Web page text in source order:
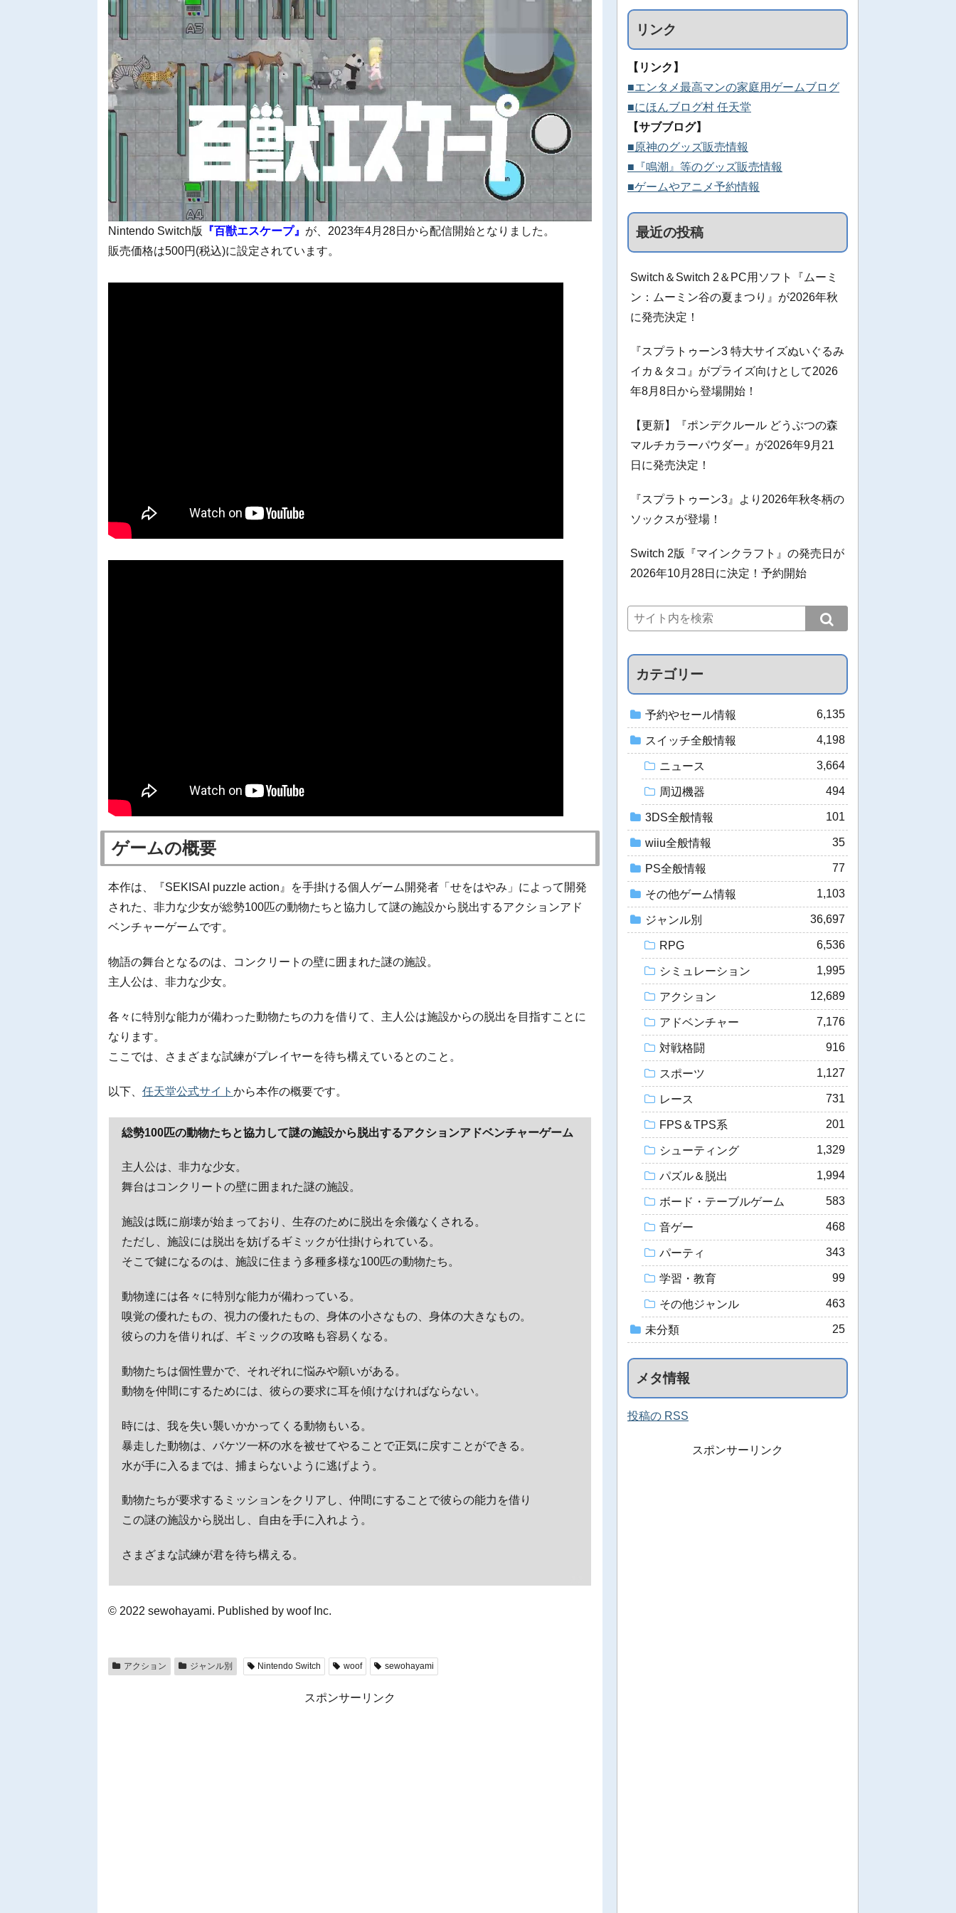
Nintendo Switch版 『百獣エスケープ』 が、2023年4月28日から配信開始となりました。
販売価格は500円(税込)に設定されています。
ゲームの概要
本作は、『SEKISAI puzzle action』を手掛ける個人ゲーム開発者「せをはやみ」によって開発
された、非力な少女が総勢100匹の動物たちと協力して謎の施設から脱出するアクションアド
ベンチャーゲームです。
物語の舞台となるのは、コンクリートの壁に囲まれた謎の施設。
主人公は、非力な少女。
各々に特別な能力が備わった動物たちの力を借りて、主人公は施設からの脱出を目指すことに
なります。
ここでは、さまざまな試練がプレイヤーを待ち構えているとのこと。
以下、 任天堂公式サイト から本作の概要です。
総勢100匹の動物たちと協力して謎の施設から脱出するアクションアドベンチャーゲーム
主人公は、非力な少女。
舞台はコンクリートの壁に囲まれた謎の施設。
施設は既に崩壊が始まっており、生存のために脱出を余儀なくされる。
ただし、施設には脱出を妨げるギミックが仕掛けられている。
そこで鍵になるのは、施設に住まう多種多様な100匹の動物たち。
動物達には各々に特別な能力が備わっている。
嗅覚の優れたもの、視力の優れたもの、身体の小さなもの、身体の大きなもの。
彼らの力を借りれば、ギミックの攻略も容易くなる。
動物たちは個性豊かで、それぞれに悩みや願いがある。
動物を仲間にするためには、彼らの要求に耳を傾けなければならない。
時には、我を失い襲いかかってくる動物もいる。
暴走した動物は、バケツ一杯の水を被せてやることで正気に戻すことができる。
水が手に入るまでは、捕まらないように逃げよう。
動物たちが要求するミッションをクリアし、仲間にすることで彼らの能力を借り
この謎の施設から脱出し、自由を手に入れよう。
さまざまな試練が君を待ち構える。
© 2022 sewohayami. Published by woof Inc.
アクション ジャンル別 Nintendo Switch woof sewohayami
スポンサーリンク
リンク
【リンク】
■エンタメ最高マンの家庭用ゲームブログ
■にほんブログ村 任天堂
【サブブログ】
■原神のグッズ販売情報
■『鳴潮』等のグッズ販売情報
■ゲームやアニメ予約情報
最近の投稿
Switch＆Switch 2＆PC用ソフト『ムーミ
ン：ムーミン谷の夏まつり』が2026年秋
に発売決定！
『スプラトゥーン3 特大サイズぬいぐるみ
イカ＆タコ』がプライズ向けとして2026
年8月8日から登場開始！
【更新】『ポンデクルール どうぶつの森
マルチカラーパウダー』が2026年9月21
日に発売決定！
『スプラトゥーン3』より2026年秋冬柄の
ソックスが登場！
Switch 2版『マインクラフト』の発売日が
2026年10月28日に決定！予約開始
カテゴリー
予約やセール情報 6,135
スイッチ全般情報 4,198
ニュース 3,664
周辺機器 494
3DS全般情報 101
wiiu全般情報 35
PS全般情報 77
その他ゲーム情報 1,103
ジャンル別 36,697
RPG 6,536
シミュレーション 1,995
アクション 12,689
アドベンチャー 7,176
対戦格闘 916
スポーツ 1,127
レース 731
FPS＆TPS系 201
シューティング 1,329
パズル＆脱出 1,994
ボード・テーブルゲーム 583
音ゲー 468
パーティ 343
学習・教育 99
その他ジャンル 463
未分類 25
メタ情報
投稿の RSS
スポンサーリンク